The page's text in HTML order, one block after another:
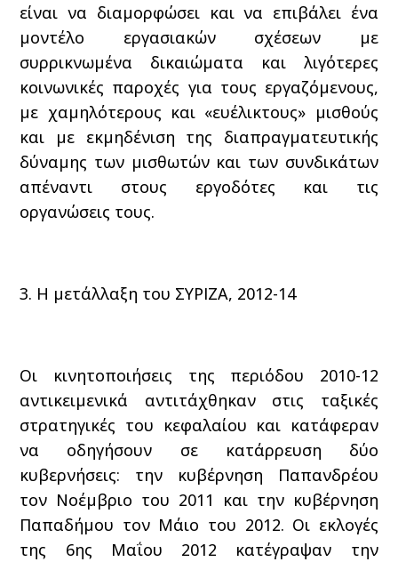
είναι να διαμορφώσει και να επιβάλει ένα
μοντέλο εργασιακών σχέσεων με
συρρικνωμένα δικαιώματα και λιγότερες
κοινωνικές παροχές για τους εργαζόμενους,
με χαμηλότερους και «ευέλικτους» μισθούς
και με εκμηδένιση της διαπραγματευτικής
δύναμης των μισθωτών και των συνδικάτων
απέναντι στους εργοδότες και τις
οργανώσεις τους.
3. Η μετάλλαξη του ΣΥΡΙΖΑ, 2012-14
Οι κινητοποιήσεις της περιόδου 2010-12
αντικειμενικά αντιτάχθηκαν στις ταξικές
στρατηγικές του κεφαλαίου και κατάφεραν
να οδηγήσουν σε κατάρρευση δύο
κυβερνήσεις: την κυβέρνηση Παπανδρέου
τον Νοέμβριο του 2011 και την κυβέρνηση
Παπαδήμου τον Μάιο του 2012. Οι εκλογές
της 6ης Μαΐου 2012 κατέγραψαν την